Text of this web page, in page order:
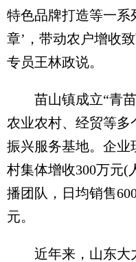
特色品牌打造等一系
章’，带动农户增收
专员王林政说。
苗山镇成立“青苗
农业农村、经贸等多
振兴服务基地。企业
村集体增收300万元(
播团队，日均销售
元。
近年来，山东大